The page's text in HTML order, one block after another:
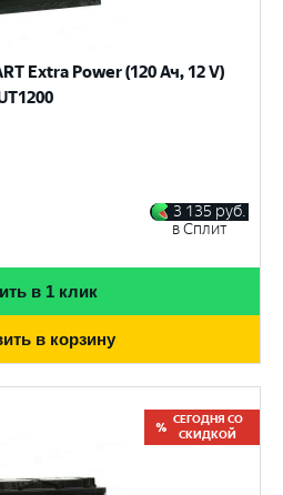
Extra Power (120 Ач, 12 V)
3 135 руб.
в Сплит
в 1 клик
в корзину
СЕГОДНЯ СО
СКИДКОЙ